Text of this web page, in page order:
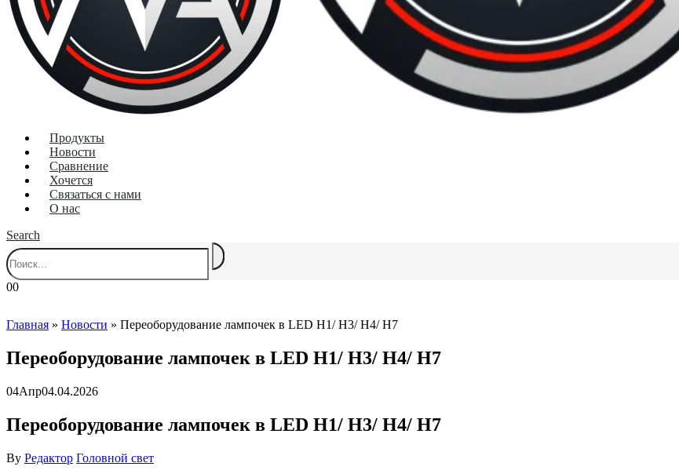
Продукты
Новости
Сравнение
Хочется
Связаться с нами
О нас
Search
00
Главная » Новости » Переоборудование лампочек в LED H1/ H3/ H4/ H7
Переоборудование лампочек в LED H1/ H3/ H4/ H7
04Апр04.04.2026
Переоборудование лампочек в LED H1/ H3/ H4/ H7
By Редактор Головной свет